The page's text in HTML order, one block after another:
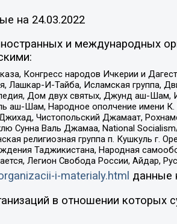
на 24.03.2022
и международных
Конгресс народов Ичкерии и
Лашкар-И-Тайба, Исламская группа,
Дом двух святых, Джунд аш-Шам,
аш-Шам, Народное ополчение имени
Чистопольский Джамаат,
Валь Джамаа, National Socialism/
религиозная группа п. Кушкуль г.
Таджикистана, Народная
Легион Свобода России, Айдар,
i-materialy.html данные
в отношении которых